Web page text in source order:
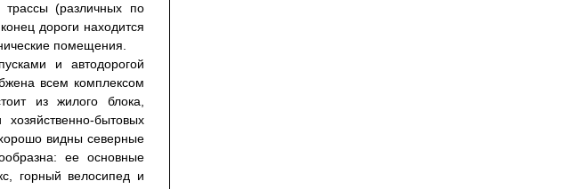
(различных по
дороги находится
помещения.
и автодорогой
всем комплексом
из жилого блока,
бытовых
видны северные
ее основные
горный велосипед и